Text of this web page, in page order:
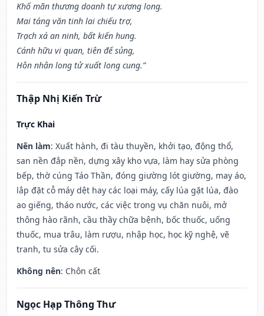
Khố mãn thương doanh tự xương long.
Mai táng văn tinh lai chiếu trợ,
Trạch xá an ninh, bất kiến hung.
Cánh hữu vi quan, tiên đế sủng,
Hôn nhân long tử xuất long cung.”
Thập Nhị Kiến Trừ
Trực Khai
Nên làm: Xuất hành, đi tàu thuyền, khởi tạo, động thổ,
san nền đắp nền, dựng xây kho vựa, làm hay sửa phòng
bếp, thờ cúng Táo Thần, đóng giường lót giường, may áo,
lắp đặt cỗ máy dệt hay các loại máy, cấy lúa gặt lúa, đào
ao giếng, tháo nước, các việc trong vụ chăn nuôi, mở
thông hào rãnh, cầu thầy chữa bệnh, bốc thuốc, uống
thuốc, mua trâu, làm rượu, nhập học, học kỹ nghệ, vẽ
tranh, tu sửa cây cối.
Không nên: Chôn cất
Ngọc Hạp Thông Thư